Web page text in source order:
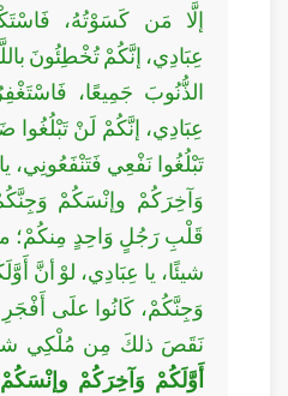
إلَّا مَن كَسَوْتُهُ،
عِبَادِي، إنَّكُمْ تُخْطِئُونَ
الذُّنُوبَ جَمِيعًا،
عِبَادِي، إنَّكُمْ لَنْ
تَبْلُغُوا نَفْعِي فَتَنْفَعُونِي،
وَآخِرَكُمْ وإنْسَكُمْ
قَلْبِ رَجُلٍ وَاحِدٍ مِنكُمْ؛
شيئًا، يا عِبَادِي، لوْ أنَّ
وَجِنَّكُمْ، كَانُوا علَى
نَقَصَ ذلكَ مِن مُلْكِي
أَوَّلَكُمْ وَآخِرَكُمْ